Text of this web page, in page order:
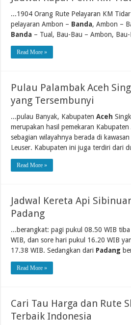
...1904 Orang Rute Pelayaran KM
pelayaran Ambon – Banda, Ambon –
Banda – Tual, Bau-Bau – Ambon,
Read More »
Pulau Palambak Aceh
yang Tersembunyi
...pulau Banyak, KabupatenAceh
merupakan hasil pemekaran Kabupaten
sebagian wilayahnya berada di
Leuser. Kabupaten ini juga terdiri dari
Read More »
Jadwal Kereta Api
Padang
...berangkat: pagi pukul 08.50 WIB tiba
WIB, dan sore hari pukul 16.20 WIB
17.38 WIB. Sedangkan dari Padang
Read More »
Cari Tau Harga dan Rute
Terbaik Indonesia